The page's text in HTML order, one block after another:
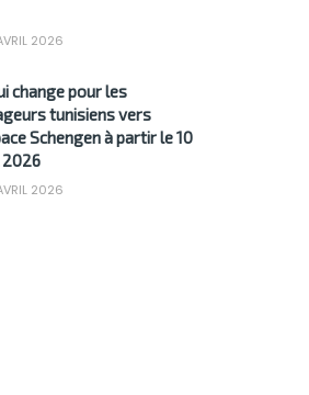
2026
change pour les
tunisiens vers
Schengen à partir le 10
2026